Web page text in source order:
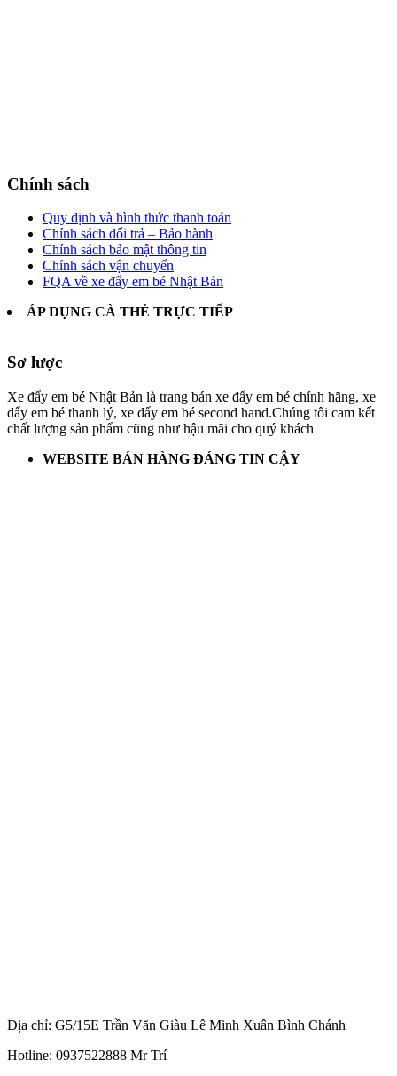
Chính sách
Quy định và hình thức thanh toán
Chính sách đổi trả – Bảo hành
Chính sách bảo mật thông tin
Chính sách vận chuyển
FQA về xe đẩy em bé Nhật Bản
ÁP DỤNG CÀ THẺ TRỰC TIẾP
Sơ lược
Xe đẩy em bé Nhật Bản là trang bán xe đẩy em bé chính hãng, xe
đẩy em bé thanh lý, xe đẩy em bé second hand.Chúng tôi cam kết
chất lượng sản phẩm cũng như hậu mãi cho quý khách
WEBSITE BÁN HÀNG ĐÁNG TIN CẬY
Địa chỉ: G5/15E Trần Văn Giàu Lê Minh Xuân Bình Chánh
Hotline: 0937522888 Mr Trí